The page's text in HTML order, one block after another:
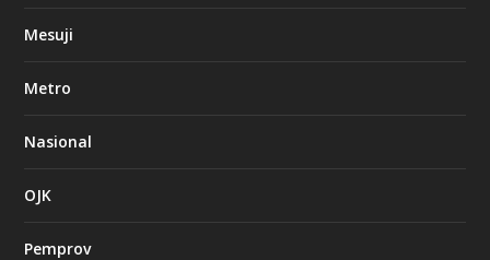
Mesuji
Metro
Nasional
OJK
Pemprov